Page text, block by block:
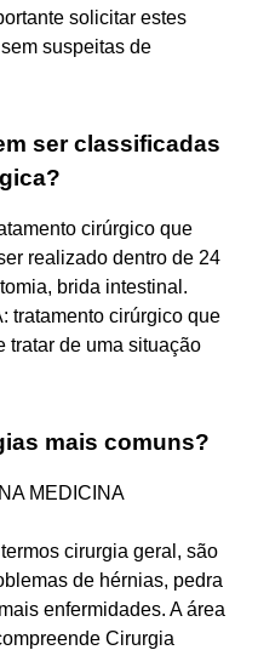
solicitar estes
suspeitas de
ser classificadas
cirúrgico que
realizado dentro de 24
brida intestinal.
tratamento cirúrgico que
tratar de uma situação
mais comuns?
MEDICINA
cirurgia geral, são
de hérnias, pedra
enfermidades. A área
Cirurgia